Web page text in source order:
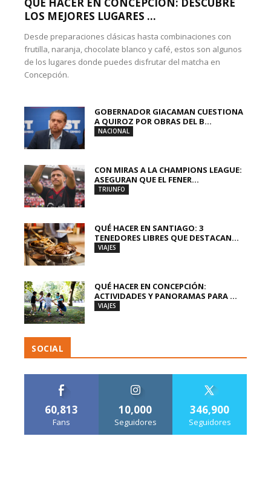
LOS MEJORES LUGARES ...
Desde preparaciones clásicas hasta combinaciones con
frutilla, naranja, chocolate blanco y café, estos son algunos
de los lugares donde puedes disfrutar del matcha en
Concepción.
GOBERNADOR GIACAMAN CUESTIONA
A QUIROZ POR OBRAS DEL B...
NACIONAL
CON MIRAS A LA CHAMPIONS LEAGUE:
ASEGURAN QUE EL FENER...
TRIUNFO
QUÉ HACER EN SANTIAGO: 3
TENEDORES LIBRES QUE DESTACAN...
VIAJES
QUÉ HACER EN CONCEPCIÓN:
ACTIVIDADES Y PANORAMAS PARA ...
VIAJES
SOCIAL
60,813
Fans
10,000
Seguidores
346,900
Seguidores